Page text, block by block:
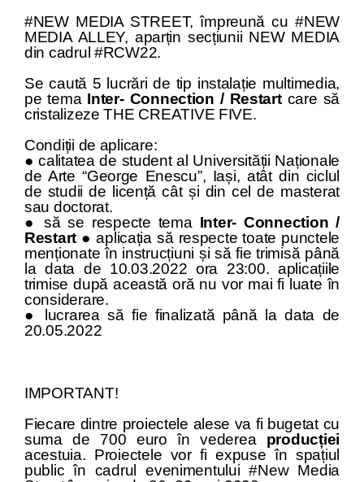
#NEW MEDIA STREET, împreună cu #NEW
MEDIA ALLEY, aparțin secțiunii NEW MEDIA
din cadrul #RCW22.
Se caută 5 lucrări de tip instalație multimedia,
pe tema Inter- Connection / Restartcare să
cristalizeze THE CREATIVE FIVE.
Condiții de aplicare:
● calitatea de student al Universității Naționale
de Arte “George Enescu”, Iași, atât din ciclul
de studii de licență cât și din cel de masterat
sau doctorat.
● să se respecte tema Inter- Connection /
Restart ● aplicația să respecte toate punctele
menționate în instrucțiuni și să fie trimisă până
la data de 10.03.2022 ora 23:00. aplicațiile
trimise după această oră nu vor mai fi luate în
considerare.
● lucrarea să fie finalizată până la data de
20.05.2022
IMPORTANT!
Fiecare dintre proiectele alese va fi bugetat cu
suma de 700 euro în vederea producției
acestuia. Proiectele vor fi expuse în spațiul
public în cadrul evenimentului #New Media